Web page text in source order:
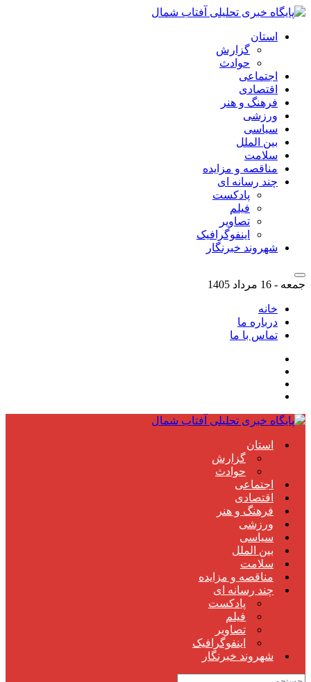
استان
گزارش
حوادث
اجتماعی
اقتصادی
فرهنگ و هنر
ورزشی
سیاسی
بین الملل
سلامت
مناقصه و مزایده
چند رسانه ای
پادکست
فیلم
تصاویر
اینفوگرافیک
شهروند خبرنگار
جمعه - 16 مرداد 1405
خانه
درباره ما
تماس با ما
استان
گزارش
حوادث
اجتماعی
اقتصادی
فرهنگ و هنر
ورزشی
سیاسی
بین الملل
سلامت
مناقصه و مزایده
چند رسانه ای
پادکست
فیلم
تصاویر
اینفوگرافیک
شهروند خبرنگار